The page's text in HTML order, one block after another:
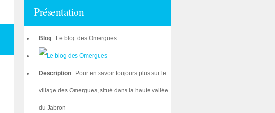
Présentation
Blog : Le blog des Omergues
Description : Pour en savoir toujours plus sur le
village des Omergues, situé dans la haute vallée
du Jabron